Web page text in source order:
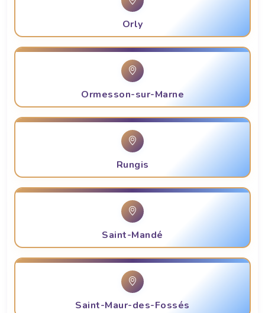
Orly
Ormesson-sur-Marne
Rungis
Saint-Mandé
Saint-Maur-des-Fossés